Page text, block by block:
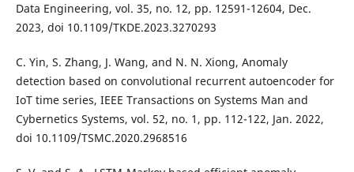
Data Engineering, vol. 35, no. 12, pp. 12591-12604, Dec.
2023, doi 10.1109/TKDE.2023.3270293
C. Yin, S. Zhang, J. Wang, and N. N. Xiong, Anomaly
detection based on convolutional recurrent autoencoder for
IoT time series, IEEE Transactions on Systems Man and
Cybernetics Systems, vol. 52, no. 1, pp. 112-122, Jan. 2022,
doi 10.1109/TSMC.2020.2968516